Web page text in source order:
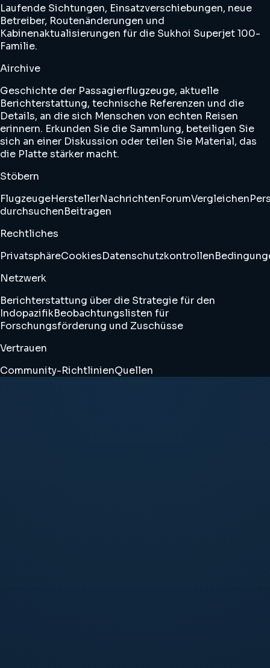
Laufende Sichtungen, Einsatzverschiebungen, neue
Betreiber, Routenänderungen und
Kabinenaktualisierungen für die Sukhoi Superjet 100-
Familie.
Airchive
Geschichte der Passagierflugzeuge, aktuelle
Berichterstattung, technische Referenzen und die
Details, an die sich Menschen von echten Reisen
erinnern. Erkunden Sie die Sammlung, beteiligen Sie
sich an einer Diskussion oder teilen Sie Material, das
die Platte stärker macht.
Stöbern
FlugzeugeHerstellerNachrichtenForumVergleichen
durchsuchenBeitragen
Rechtliches
PrivatsphäreCookiesDatenschutzkontrollen
Netzwerk
Berichterstattung über die Strategie für den
IndopazifikBeobachtungslisten für
Forschungsförderung und Zuschüsse
Vertrauen
Community-RichtlinienQuellen